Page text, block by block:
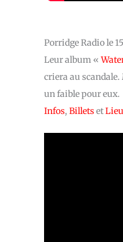
Porridge Radio le
Leur album «
criera au
un faible pour eux.
Infos, BilletsetLieu